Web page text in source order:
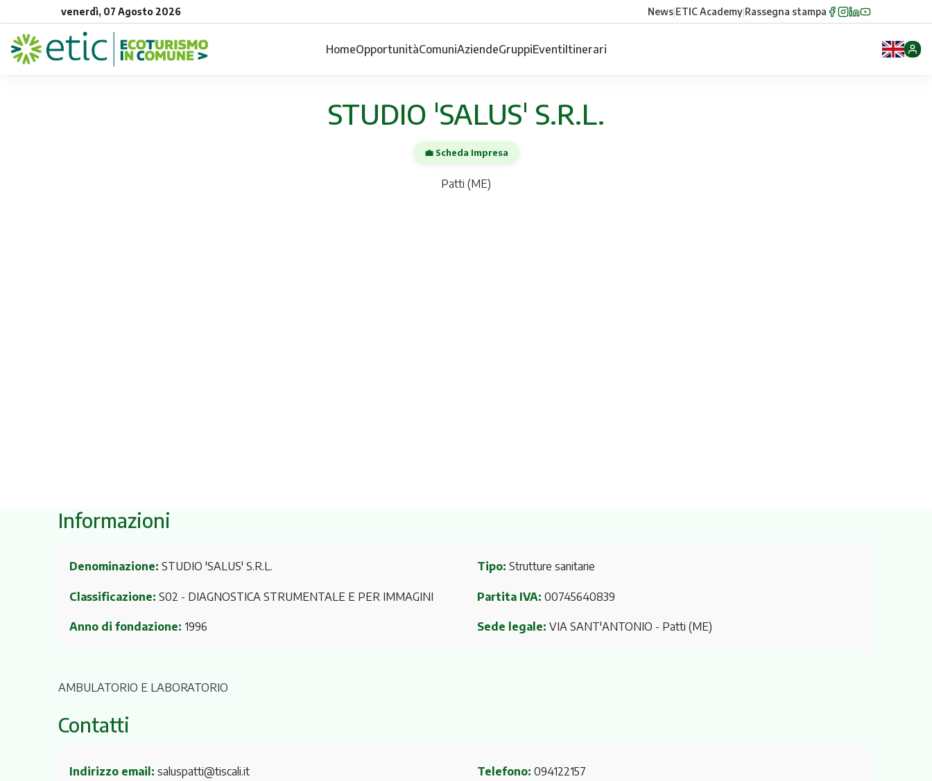
venerdì, 07 Agosto 2026 News|ETIC Academy|Rassegna stampa
HomeOpportunitàComuniAziendeGruppiEventiItinerari
STUDIO 'SALUS' S.R.L.
💼 Scheda Impresa
Patti (ME)
Informazioni
Denominazione: STUDIO 'SALUS' S.R.L. Tipo: Strutture sanitarie
Classificazione: S02 - DIAGNOSTICA STRUMENTALE E PER IMMAGINI Partita IVA: 00745640839
Anno di fondazione: 1996 Sede legale: VIA SANT'ANTONIO - Patti (ME)
AMBULATORIO E LABORATORIO
Contatti
Indirizzo email: saluspatti@tiscali.it Telefono: 094122157